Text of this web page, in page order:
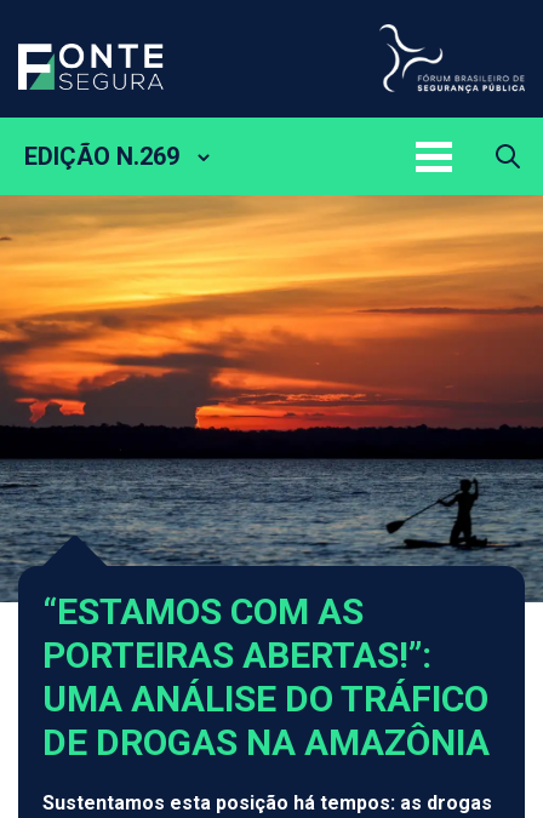
EDIÇÃO N.269
“ESTAMOS COM AS
PORTEIRAS ABERTAS!”:
UMA ANÁLISE DO TRÁFICO
DE DROGAS NA AMAZÔNIA
Sustentamos esta posição há tempos: as drogas